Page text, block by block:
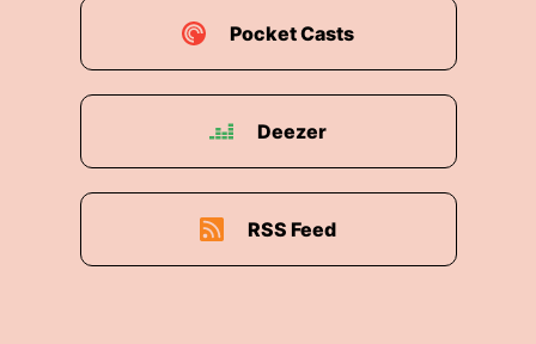
Pocket Casts
Deezer
RSS Feed